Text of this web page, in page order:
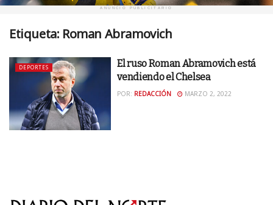
ANUNCIO PUBLICITARIO
Etiqueta: Roman Abramovich
DEPORTES
El ruso Roman Abramovich está
vendiendo el Chelsea
POR: REDACCIÓN MARZO 2, 2022